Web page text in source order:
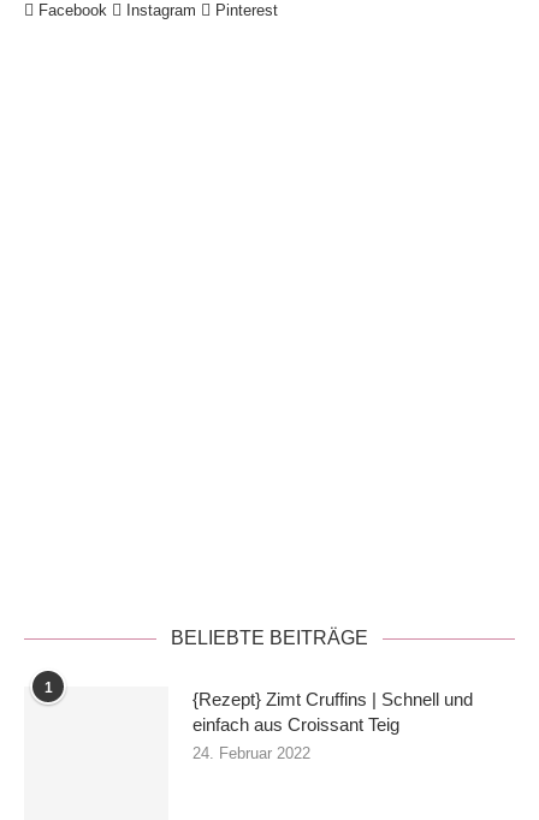
Facebook Instagram Pinterest
BELIEBTE BEITRÄGE
1
{Rezept} Zimt Cruffins | Schnell und
einfach aus Croissant Teig
24. Februar 2022